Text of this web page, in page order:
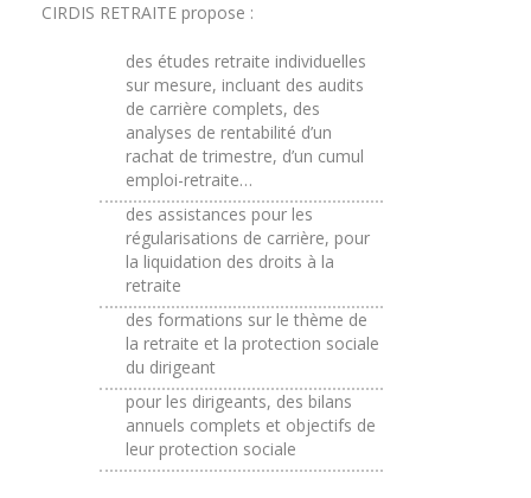
CIRDIS RETRAITE propose :
des études retraite individuelles
sur mesure, incluant des audits
de carrière complets, des
analyses de rentabilité d’un
rachat de trimestre, d’un cumul
emploi-retraite…
des assistances pour les
régularisations de carrière, pour
la liquidation des droits à la
retraite
des formations sur le thème de
la retraite et la protection sociale
du dirigeant
pour les dirigeants, des bilans
annuels complets et objectifs de
leur protection sociale